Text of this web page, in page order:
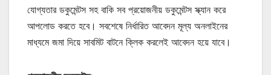
যোগ্যতার ডকুমেন্টস সহ বাকি সব প্রয়োজনীয় ডকুমেন্টস স্ক্যান করে
আপলোড করতে হবে। সবশেষে নির্ধারিত আবেদন মূল্য অনলাইনের
মাধ্যমে জমা দিয়ে সাবমিট বাটনে ক্লিক করলেই আবেদন হয়ে যাবে।